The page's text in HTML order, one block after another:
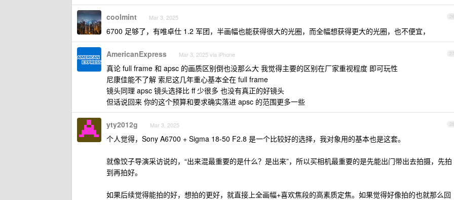
26
coolmint Mar 3, 2025
6700 足够了，有唯卓仕 1.2 军团，半画幅也能获得很大的光圈，而全幅想获得更大的光圈，也不便宜，
27
AmericanExpress Mar 3, 2025 via iPhone
真论 full frame 和 apsc 的画质区别倒也没那么大 我觉得主要的区别在厂家重视程度 即可玩性
尼康佳能不了解 索尼这几年重心基本全在 full frame
镜头同理 apsc 镜头选择比 ff 少很多 也没有真正的好镜头
但话说回来 你的这个预算和要求确实落进 apsc 的范围更多一些
28
yty2012g Mar 3, 2025
个人觉得，Sony A6700 + Sigma 18-50 F2.8 是一个比较好的选择，我对象用的基本也是这套。
就像饺子导演采访说的，“出来混最重要的是什么？是出来”，所以买相机最重要的是先能出门带出去拍摄，先拍
到再拍好。
如果后续觉得能拍的好，想拍的更好，就直接上全画幅+喜欢焦段的高素质定焦。如果觉得好像拍的也就那么回